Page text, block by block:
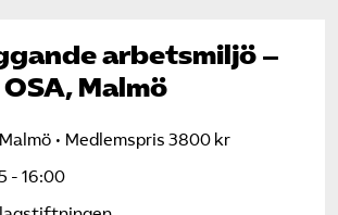
arbetsmiljö –
Malmö
Medlemspris 3800 kr
- 16:00